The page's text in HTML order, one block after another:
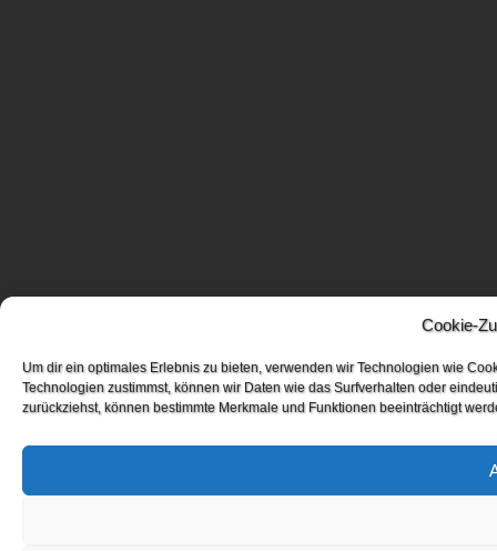
Cookie-
Um dir ein optimales Erlebnis zu bieten, verwenden wir Technologien wie
Technologien zustimmst, können wir Daten wie das Surfverhalten oder
zurückziehst, können bestimmte Merkmale und Funktionen beeinträchtigt